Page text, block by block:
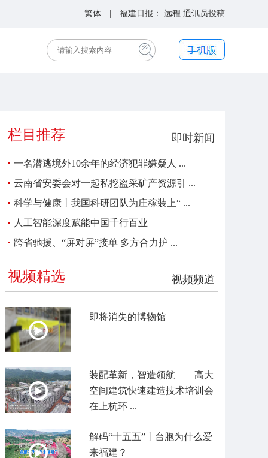
繁体 | 福建日报： 远程 通讯员投稿
即时新闻
栏目推荐
一名潜逃境外10余年的经济犯罪嫌疑人 ...
云南省安委会对一起私挖盗采矿产资源引 ...
科学与健康丨我国科研团队为庄稼装上“ ...
人工智能深度赋能中国千行百业
跨省驰援、“屏对屏”接单 多方合力护 ...
视频频道
视频精选
即将消失的博物馆
装配革新，智造领航——高大
空间建筑快速建造技术培训会
在上杭环 ...
解码“十五五”丨台胞为什么爱
来福建？